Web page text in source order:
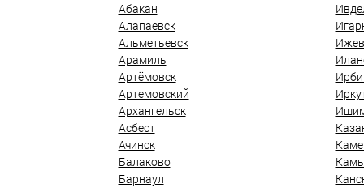
Абакан
Алапаевск
Альметьевск
Арамиль
Артёмовск
Артемовский
Архангельск
Асбест
Ачинск
Балаково
Барнаул